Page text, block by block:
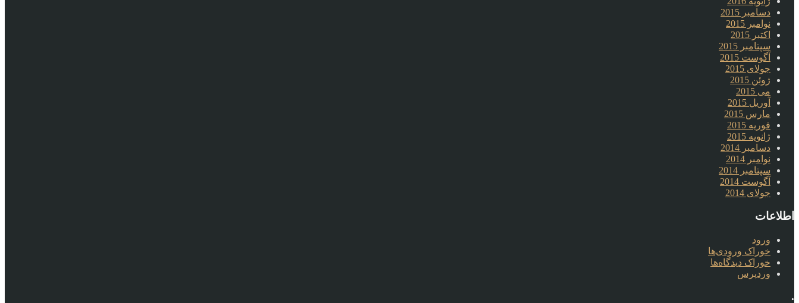
دسامبر 2015
نوامبر 2015
اکتبر 2015
سپتامبر 2015
آگوست 2015
جولای 2015
ژوئن 2015
می 2015
آوریل 2015
مارس 2015
فوریه 2015
ژانویه 2015
دسامبر 2014
نوامبر 2014
سپتامبر 2014
آگوست 2014
جولای 2014
اطلاعات
ورود
خوراک ورودی‌ها
خوراک دیدگاه‌ها
وردپرس
.